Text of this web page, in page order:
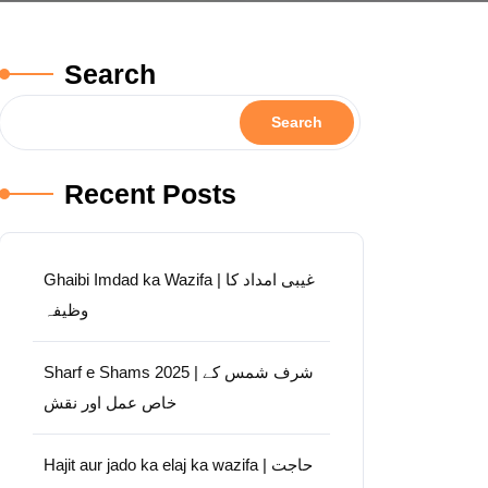
Search
Search
Recent Posts
Ghaibi Imdad ka Wazifa | غیبی امداد کا
وظیفہ
Sharf e Shams 2025 | شرف شمس کے
خاص عمل اور نقش
Hajit aur jado ka elaj ka wazifa | حاجت